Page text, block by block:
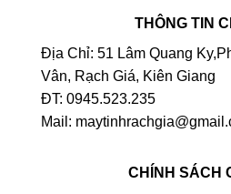
THÔNG TIN
Địa Chỉ: 51 Lâm Quang
Vân, Rạch Giá, Kiên Giang
ĐT: 0945.523.235
Mail:
CHÍNH SÁCH